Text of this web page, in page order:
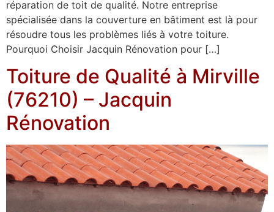
réparation de toit de qualité. Notre entreprise
spécialisée dans la couverture en bâtiment est là pour
résoudre tous les problèmes liés à votre toiture.
Pourquoi Choisir Jacquin Rénovation pour […]
Toiture de Qualité à Mirville
(76210) – Jacquin
Rénovation